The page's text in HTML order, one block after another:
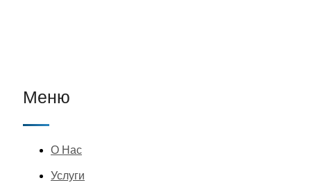
Меню
О Нас
Услуги